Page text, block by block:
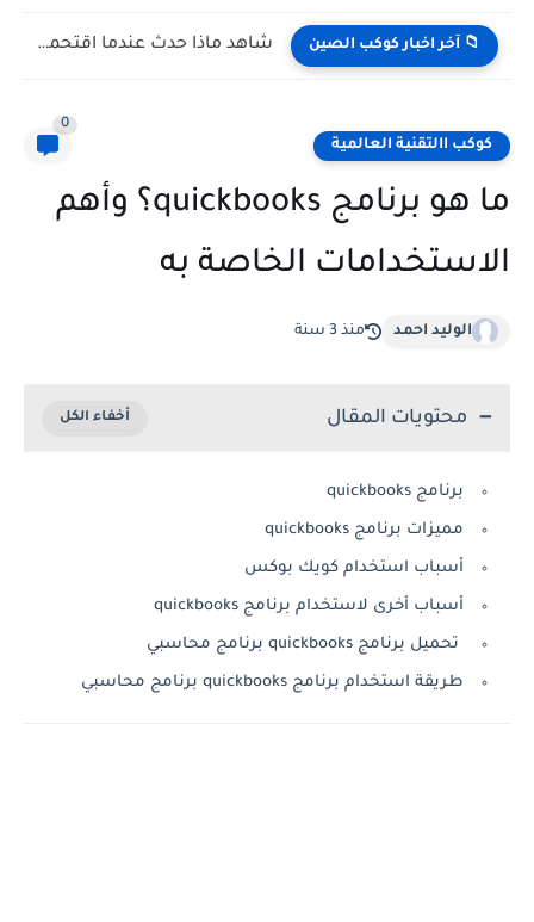
📁 آخر اخبار كوكب الصين شاهد كيف يتغلب النمس على الكوبرا في مواجهة تعتمد على...
كوكب االتقنية العالمية
0
ما هو برنامج quickbooks؟ وأهم
الاستخدامات الخاصة به
الوليد احمد منذ 3 سنة
محتويات المقال
برنامج quickbooks
مميزات برنامج quickbooks
أسباب استخدام كويك بوكس
أسباب أخرى لاستخدام برنامج quickbooks
تحميل برنامج quickbooks برنامج محاسبي
طريقة استخدام برنامج quickbooks برنامج محاسبي